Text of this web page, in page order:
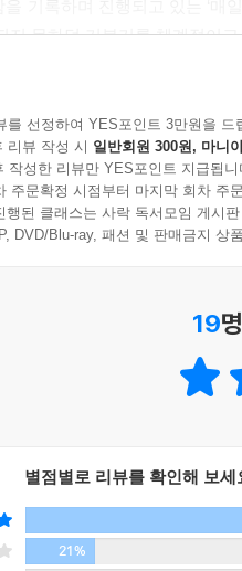
지 못하던 기본기를 체계적이
중에 나와 있던 문제집의 대
되어 있거나 오래 전에 제작
런 점을 보완하고자 이 교재
쉬운 문제에 적응되어 실제
르는 것이 매우 중요하다는 점
.
라는 결과를 얻을 수 있도록 이
를 선정하여 YES포인트 3만원을 드
리뷰 작성 시 일반회원 300원, 마니
작성한 리뷰만 YES포인트 지급됩니
주문확정 시점부터 마지막 회차 주
행된 클래스는 사락 독서모임 게시
DVD/Blu-ray, 패션 및 판매금지 상
19
별점별로 리뷰를 확인해 보세
21%